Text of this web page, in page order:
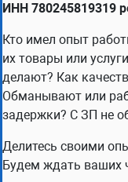
ИНН 780245819319
Кто имел опыт
их товары или
делают? Как
Обманывают или
задержки? С ЗП не
Делитесь своими
Будем ждать ваших